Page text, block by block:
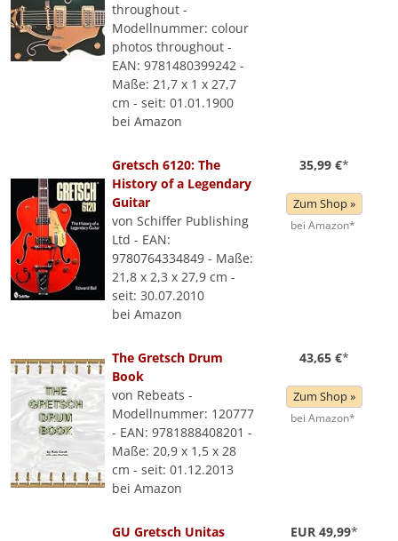
throughout -
Modellnummer: colour
photos throughout -
EAN: 9781480399242 -
Maße: 21,7 x 1 x 27,7
cm - seit: 01.01.1900
bei Amazon
Gretsch 6120: The
History of a Legendary
Guitar
von Schiffer Publishing
Ltd - EAN:
9780764334849 - Maße:
21,8 x 2,3 x 27,9 cm -
seit: 30.07.2010
bei Amazon
35,99 €*
Zum Shop »
bei Amazon*
The Gretsch Drum
Book
von Rebeats -
Modellnummer: 120777
- EAN: 9781888408201 -
Maße: 20,9 x 1,5 x 28
cm - seit: 01.12.2013
bei Amazon
43,65 €*
Zum Shop »
bei Amazon*
GU Gretsch Unitas
EUR 49,99*